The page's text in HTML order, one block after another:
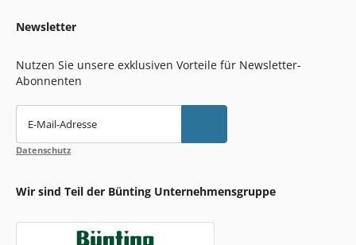
Newsletter
Nutzen Sie unsere exklusiven Vorteile für Newsletter-
Abonnenten
E-Mail-Adresse
Datenschutz
Wir sind Teil der Bünting Unternehmensgruppe